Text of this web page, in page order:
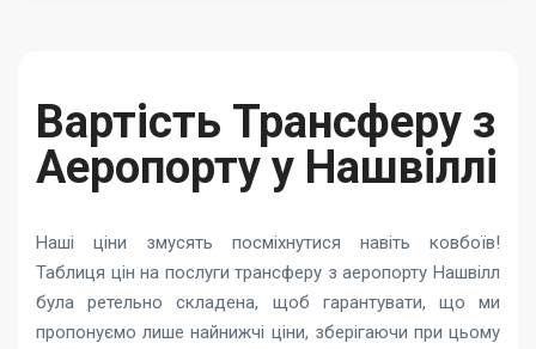
Вартість Трансферу з
Аеропорту у Нашвіллі
Наші ціни змусять посміхнутися навіть ковбоїв!
Таблиця цін на послуги трансферу з аеропорту Нашвілл
була ретельно складена, щоб гарантувати, що ми
пропонуємо лише найнижчі ціни, зберігаючи при цьому